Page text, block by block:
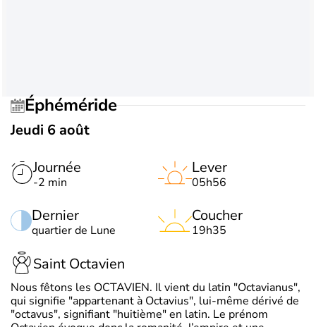
Éphéméride
Jeudi 6 août
Journée
-2 min
Dernier
quartier de Lune
Lever
05h56
Coucher
19h35
Saint Octavien
Nous fêtons les OCTAVIEN. Il vient du latin "Octavianus",
qui signifie "appartenant à Octavius", lui-même dérivé de
"octavus", signifiant "huitième" en latin. Le prénom